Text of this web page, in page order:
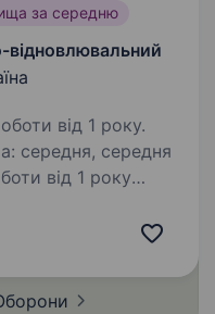
за середню
від 1 року.